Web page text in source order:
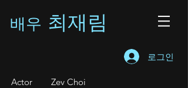
배우 최재림
로그인
Actor Zev Choi